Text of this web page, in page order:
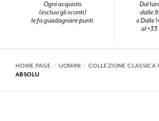
Ogni acquisto
(esclusi gli sconti)
le fa guadagnare punti
Dal
dalle
e Dalle
al +33
HOME PAGE UOMINI COLLEZIONE CLASSICA
ABSOLU